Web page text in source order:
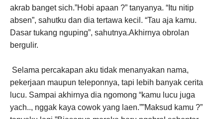
akrab banget sich.”Hobi apaan ?” tanyanya. “Itu nitip
absen”, sahutku dan dia tertawa kecil. “Tau aja kamu.
Dasar tukang nguping”, sahutnya.Akhirnya obrolan
bergulir.
Selama percakapan aku tidak menanyakan nama,
pekerjaan maupun teleponnya, tapi lebih banyak cerita
lucu. Sampai akhirnya dia ngomong “kamu lucu juga
yach.., nggak kaya cowok yang laen.””Maksud kamu ?”